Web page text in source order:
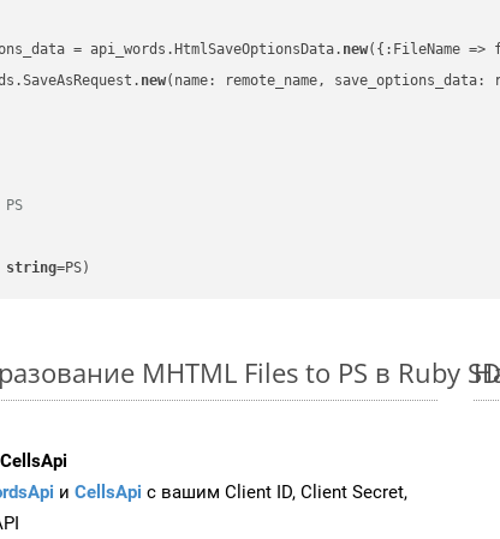
= api_words.HtmlSaveOptionsData.
new({:FileName =>
new(name: remote_name,
string=PS)
MHTML Files to PS в Ruby
и CellsApi с вашим Client ID, Client Secret,